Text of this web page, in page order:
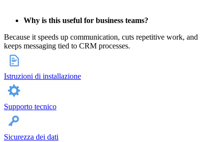
Why is this useful for business teams?
Because it speeds up communication, cuts repetitive work, and
keeps messaging tied to CRM processes.
Istruzioni di installazione
Supporto tecnico
Sicurezza dei dati